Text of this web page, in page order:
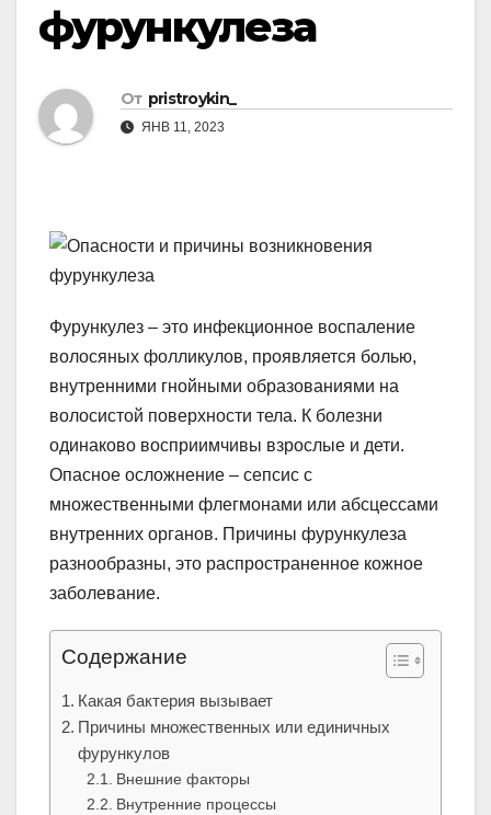
фурункулеза
От pristroykin_
ЯНВ 11, 2023
Фурункулез – это инфекционное воспаление
волосяных фолликулов, проявляется болью,
внутренними гнойными образованиями на
волосистой поверхности тела. К болезни
одинаково восприимчивы взрослые и дети.
Опасное осложнение – сепсис с
множественными флегмонами или абсцессами
внутренних органов. Причины фурункулеза
разнообразны, это распространенное кожное
заболевание.
Содержание
Какая бактерия вызывает
Причины множественных или единичных
фурункулов
Внешние факторы
Внутренние процессы